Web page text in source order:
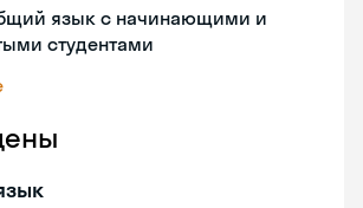
язык с начинающими и
студентами